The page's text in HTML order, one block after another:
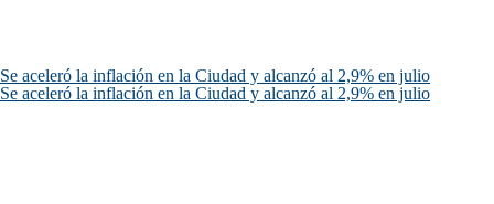
Se aceleró la inflación en la Ciudad y alcanzó al 2,9% en julio
Se aceleró la inflación en la Ciudad y alcanzó al 2,9% en julio